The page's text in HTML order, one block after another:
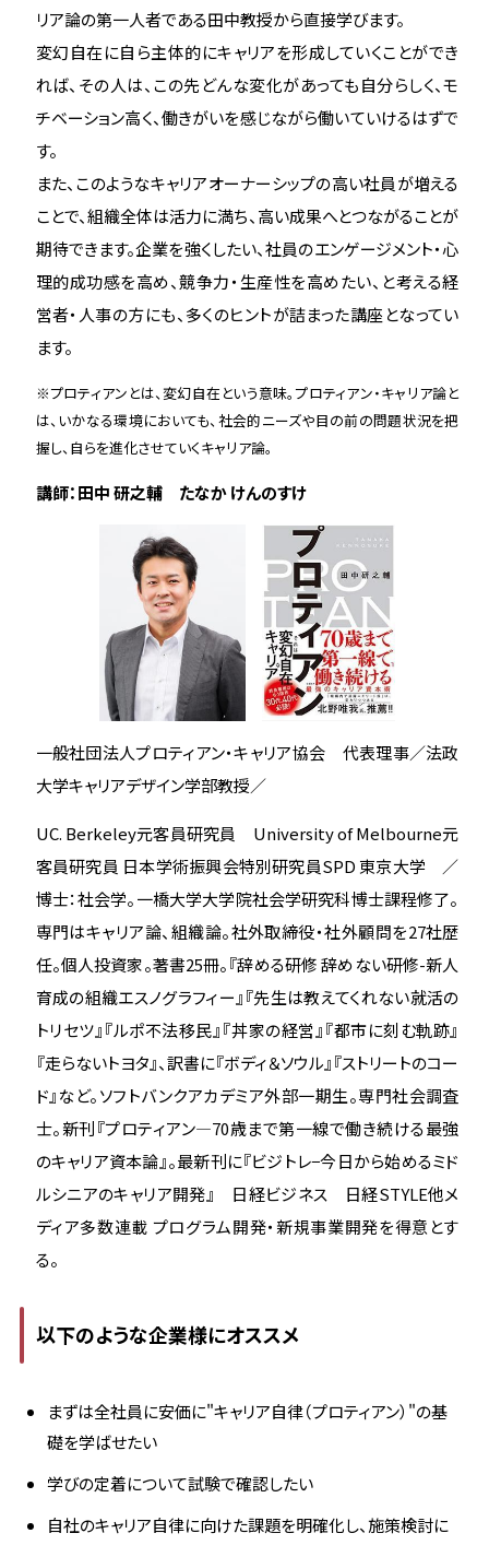
リア論の第一人者である田中教授から直接学びます。
変幻自在に自ら主体的にキャリアを形成していくことができ
れば、その人は、この先どんな変化があっても自分らしく、モ
チベーション高く、働きがいを感じながら働いていけるはずで
す。
また、このようなキャリアオーナーシップの高い社員が増える
ことで、組織全体は活力に満ち、高い成果へとつながることが
期待できます。企業を強くしたい、社員のエンゲージメント・心
理的成功感を高め、競争力・生産性を高めたい、と考える経
営者・人事の方にも、多くのヒントが詰まった講座となってい
ます。
※プロティアンとは、変幻自在という意味。プロティアン・キャリア論と
は、いかなる環境においても、社会的ニーズや目の前の問題状況を把
握し、自らを進化させていくキャリア論。
講師：田中 研之輔 たなか けんのすけ
一般社団法人プロティアン・キャリア協会 代表理事／法政
大学キャリアデザイン学部教授／
UC. Berkeley元客員研究員 University of Melbourne元
客員研究員 日本学術振興会特別研究員SPD 東京大学 ／
博士：社会学。一橋大学大学院社会学研究科博士課程修了。
専門はキャリア論、組織論。社外取締役・社外顧問を27社歴
任。個人投資家。著書25冊。『辞める研修 辞めない研修-新人
育成の組織エスノグラフィー』『先生は教えてくれない就活の
トリセツ』『ルポ不法移民』『丼家の経営』『都市に刻む軌跡』
『走らないトヨタ』、訳書に『ボディ＆ソウル』『ストリートのコー
ド』など。ソフトバンクアカデミア外部一期生。専門社会調査
士。新刊『プロティアン―70歳まで第一線で働き続ける最強
のキャリア資本論』。最新刊に『ビジトレ−今日から始めるミド
ルシニアのキャリア開発』 日経ビジネス 日経STYLE他メ
ディア多数連載 プログラム開発・新規事業開発を得意とす
る。
以下のような企業様にオススメ
まずは全社員に安価に"キャリア自律（プロティアン）"の基
礎を学ばせたい
学びの定着について試験で確認したい
自社のキャリア自律に向けた課題を明確化し、施策検討に